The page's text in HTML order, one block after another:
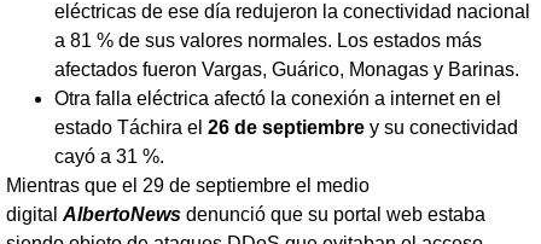
eléctricas de ese día redujeron la conectividad nacional
a 81 % de sus valores normales. Los estados más
afectados fueron Vargas, Guárico, Monagas y Barinas.
Otra falla eléctrica afectó la conexión a internet en el
estado Táchira el 26 de septiembre y su conectividad
cayó a 31 %.
Mientras que el 29 de septiembre el medio
digitalAlbertoNews denunció que su portal web estaba